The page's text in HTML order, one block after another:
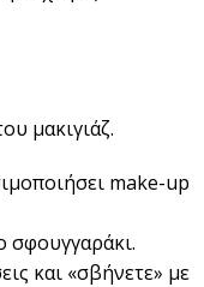
μακιγιάζ.
make-up
σφουγγαράκι.
και «σβήνετε» με